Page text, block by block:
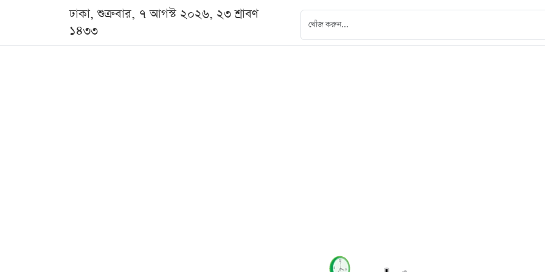
ঢাকা, শুক্রবার, ৭ আগস্ট ২০২৬, ২৩ শ্রাবণ
১৪৩৩